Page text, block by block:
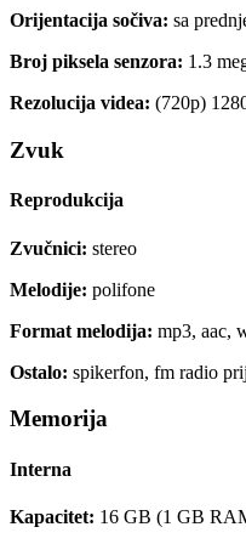
Orijentacija sočiva: sa
Broj piksela senzora: 1.3
Rezolucija videa: (720p)
Zvuk
Reprodukcija
Zvučnici: stereo
Melodije: polifone
Format melodija: mp3, aac,
Ostalo: spikerfon, fm radio
Memorija
Interna
Kapacitet: 16 GB (1 GB